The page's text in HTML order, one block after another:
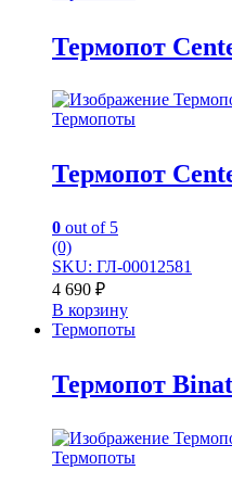
Термопот
Термопоты
Термопот
0 out of 5
(0)
SKU: ГЛ-00012581
4 690 ₽
В корзину
Термопоты
Термопот
Термопоты